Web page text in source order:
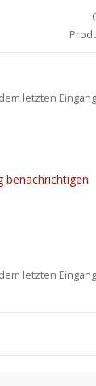
letzten
benachrichtigen
letzten